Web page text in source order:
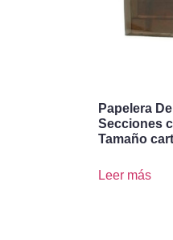
Papelera
Secciones
Tamaño
Leer más